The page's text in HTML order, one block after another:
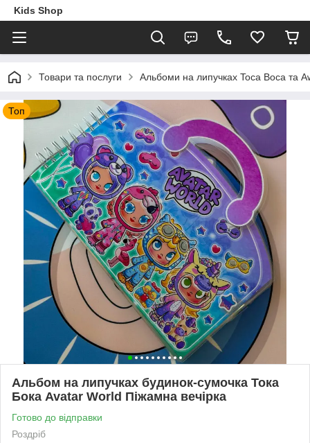
Kids Shop
Товари та послуги Альбоми на липучках Toca Boca та
Топ
Альбом на липучках будинок-сумочка Тока
Бока Avatar World Піжамна вечірка
Готово до відправки
Роздріб